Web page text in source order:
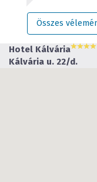
Összes
Hotel Kálvária
Kálvária u. 22/d.